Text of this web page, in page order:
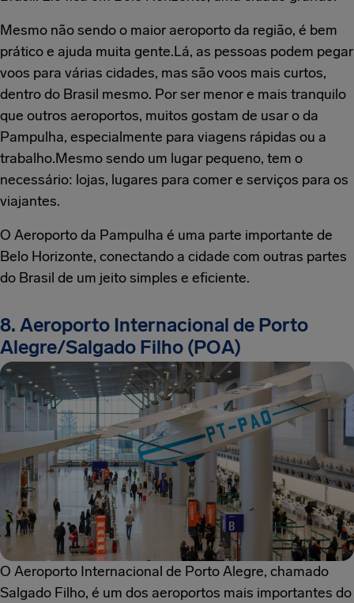
Mesmo não sendo o maior aeroporto da região, é bem
prático e ajuda muita gente.Lá, as pessoas podem pegar
voos para várias cidades, mas são voos mais curtos,
dentro do Brasil mesmo. Por ser menor e mais tranquilo
que outros aeroportos, muitos gostam de usar o da
Pampulha, especialmente para viagens rápidas ou a
trabalho.Mesmo sendo um lugar pequeno, tem o
necessário: lojas, lugares para comer e serviços para os
viajantes.
O Aeroporto da Pampulha é uma parte importante de
Belo Horizonte, conectando a cidade com outras partes
do Brasil de um jeito simples e eficiente.
8. Aeroporto Internacional de Porto
Alegre/Salgado Filho (POA)
O Aeroporto Internacional de Porto Alegre, chamado
Salgado Filho, é um dos aeroportos mais importantes do